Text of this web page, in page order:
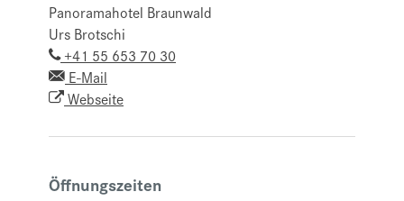
Panoramahotel Braunwald
Urs Brotschi
+41 55 653 70 30
E-Mail
Webseite
Öffnungszeiten